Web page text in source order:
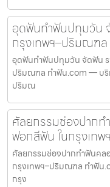
อุดฟันทำฟันปทุมวัน
กรุงเทพฯ–ปริมณฑ
อุดฟันทำฟันปทุมวัน จัดฟัน ร
ปริมณฑล ทำฟัน.com — บริ
ปริมณ
ศัลยกรรมช่องปากท
ฟอกสีฟัน ในกรุงเท
ศัลยกรรมช่องปากทำฟันคล
กรุงเทพฯ–ปริมณฑล ทำฟัน
กรุง